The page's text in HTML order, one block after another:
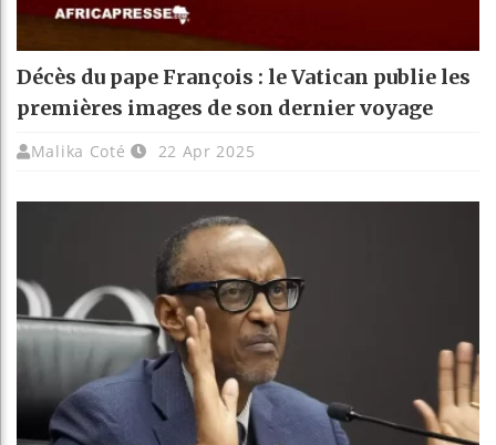
Décès du pape François : le Vatican publie les
premières images de son dernier voyage
Malika Coté 22 Apr 2025